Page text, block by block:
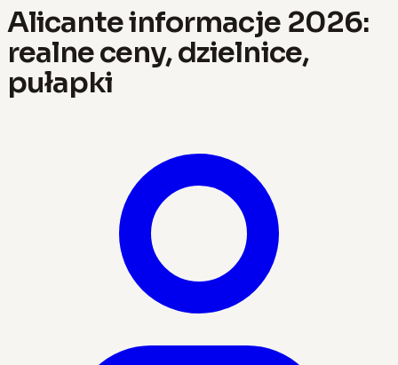
Alicante informacje 2026:
realne ceny, dzielnice,
pułapki